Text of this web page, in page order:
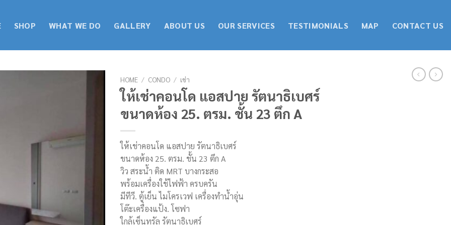
SHOP WHAT WE DO GALLERY ABOUT US OUR SERVICES TESTIMONIALS MAP CONTACT US
HOME / CONDO / เช่า
ให้เช่าคอนโด แอสปาย รัตนาธิเบศร์
ขนาดห้อง 25. ตรม. ชั้น 23 ตึก A
ให้เช่าคอนโด แอสปาย รัตนาธิเบศร์
ขนาดห้อง 25. ตรม. ชั้น 23 ตึก A
วิว สระน้ำ ติด MRT บางกระสอ
พร้อมเครื่องใช้ไฟฟ้า ครบครัน
มีทีวี. ตู้เย็น ไมโครเวฟ เครื่องทำนํ้าอุ่น
โต๊ะเครื่องแป้ง. โซฟา
ใกล้เซ็นทรัล รัตนาธิเบศร์